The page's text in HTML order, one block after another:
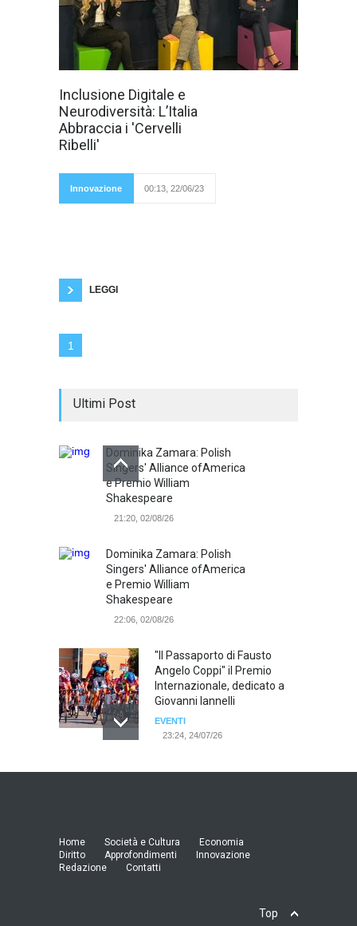
Inclusione Digitale e
Neurodiversità: L’Italia
Abbraccia i 'Cervelli
Ribelli'
Innovazione 00:13, 22/06/23
LEGGI
1
Ultimi Post
Dominika Zamara: Polish
Singers' Alliance ofAmerica
e Premio William
Shakespeare
21:20, 02/08/26
Dominika Zamara: Polish
Singers' Alliance ofAmerica
e Premio William
Shakespeare
22:06, 02/08/26
"Il Passaporto di Fausto
Angelo Coppi" il Premio
Internazionale, dedicato a
Giovanni Iannelli
EVENTI
23:24, 24/07/26
RIMINI, PRIMO CONVEGNO
EVENTI
19:44, 24/07/26
accordo raggiunto tra
Home Società e Cultura
Economia
Diritto
Approfondimenti
Innovazione
Redazione
Contatti
Top